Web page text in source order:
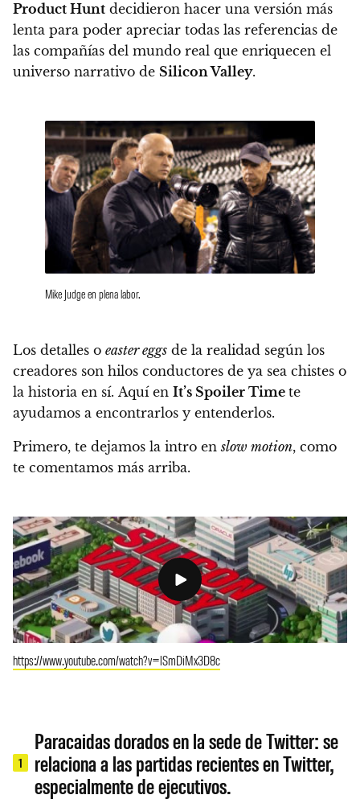
Product Hunt decidieron hacer una versión más
lenta para poder apreciar todas las referencias de
las compañías del mundo real que enriquecen el
universo narrativo de Silicon Valley.
Mike Judge en plena labor.
Los detalles o easter eggs de la realidad según los
creadores son hilos conductores de ya sea chistes o
la historia en sí. Aquí en It’s Spoiler Time te
ayudamos a encontrarlos y entenderlos.
Primero, te dejamos la intro enslow motion, como
te comentamos más arriba.
https://www.youtube.com/watch?v=lSmDiMx3D8c
1
Paracaidas dorados en la sede de Twitter: se
relaciona a las partidas recientes en Twitter,
especialmente de ejecutivos.